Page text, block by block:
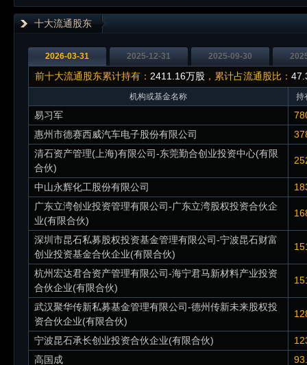
十大流通股东
2026-03-31 2025-12-31 2025-09-30
前十大流通股东累计持有： 2411.16万股 ，累计占流通股比：
机构或基金名称 持
易习军
惠州市德赛西威汽车电子股份有限公司
清石资产管理(上海)有限公司-东莞勤合创业投资中心(有限
合伙)
中山永辉化工股份有限公司
广东立湾创业投资管理有限公司-广东立湾股权投资合伙企
业(有限合伙)
深圳市昆石私募股权投资基金管理有限公司-宁波昆石财富
创业投资基金合伙企业(有限合伙)
杭州宏达君合资产管理有限公司-海宁君马新材料产业投资
合伙企业(有限合伙)
武汉聚华传新私募基金管理有限公司-德州传新未来股权投
资合伙企业(有限合伙)
宁波昆石承长创业投资合伙企业(有限合伙)
高国成